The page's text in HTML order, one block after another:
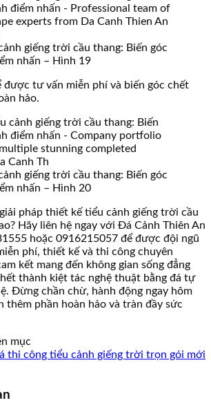
giếng trời cầu thang: Biến góc
nhấn – Hình 19
được tư vấn miễn phí và biến góc chết
hảo.
giếng trời cầu thang: Biến góc
nhấn – Hình 20
pháp thiết kế tiểu cảnh giếng trời cầu
Hãy liên hệ ngay với Đá Cảnh Thiên An
hoặc 0916215057 để được đội ngũ
phí, thiết kế và thi công chuyên
kết mang đến không gian sống đẳng
thành kiệt tác nghệ thuật bằng đá tự
Đừng chần chừ, hành động ngay hôm
thêm phần hoàn hảo và tràn đầy sức
mục
thi công tiểu cảnh giếng trời trọn gói mới